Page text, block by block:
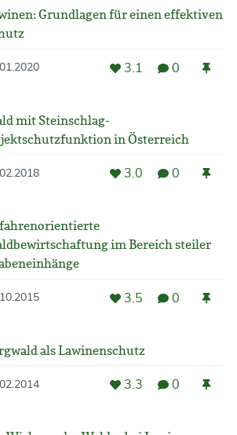
Grundlagen für einen effektiven
3.1 0
mit Steinschlag-
in Österreich
3.0 0
im Bereich steiler
3.5 0
als Lawinenschutz
3.3 0